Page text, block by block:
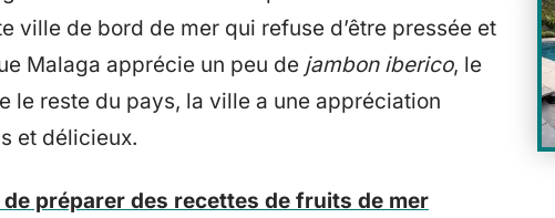
ville de bord de mer qui refuse d’être pressée et
Malaga apprécie un peu de jambon iberico, le
le reste du pays, la ville a une appréciation
et délicieux.
préparer des recettes de fruits de mer